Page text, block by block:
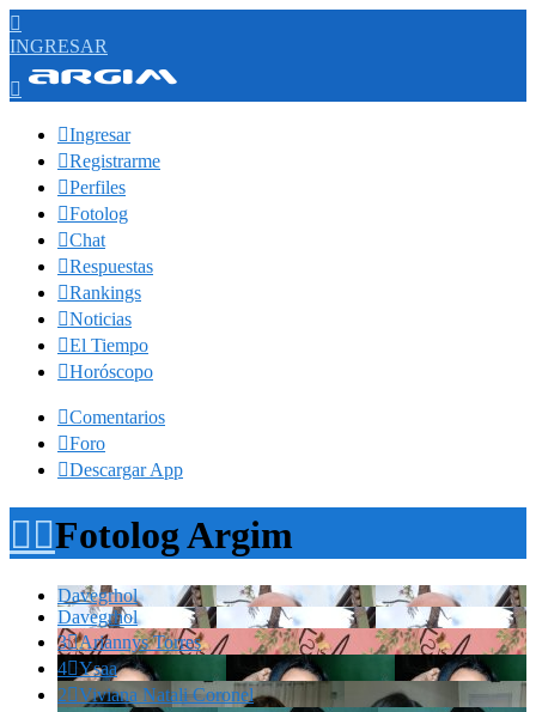

INGRESAR

Ingresar
Registrarme
Perfiles
Fotolog
Chat
Respuestas
Rankings
Noticias
El Tiempo
Horóscopo
Comentarios
Foro
Descargar App
Fotolog Argim
Davegrhol
Davegrhol
3Ariannys Torres
4Ysaa
2Viviana Natali Coronel